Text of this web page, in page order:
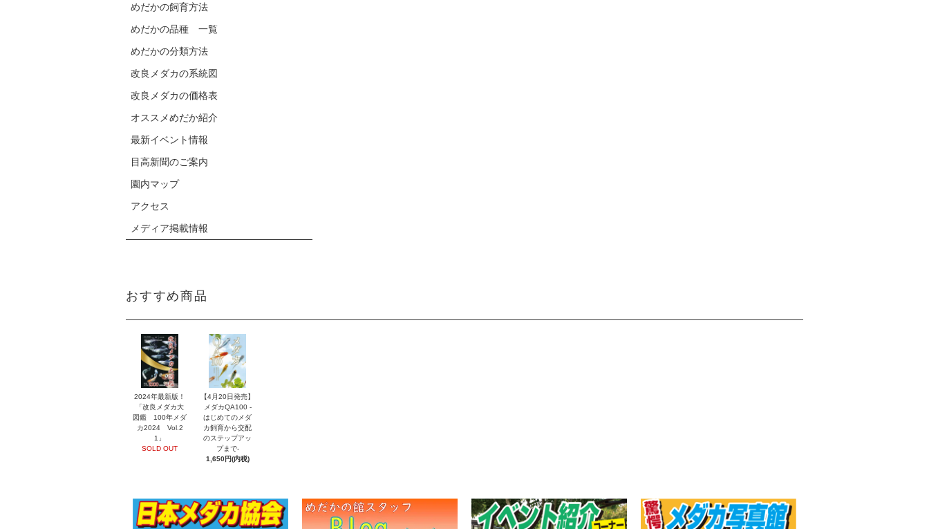
めだかの飼育方法
めだかの品種 一覧
めだかの分類方法
改良メダカの系統図
改良メダカの価格表
オススメめだか紹介
最新イベント情報
目高新聞のご案内
園内マップ
アクセス
メディア掲載情報
おすすめ商品
2024年最新版！
「改良メダカ大
図鑑 100年メダ
カ2024 Vol.2
1」
SOLD OUT
【4月20日発売】
メダカQA100 -
はじめてのメダ
カ飼育から交配
のステップアッ
プまで-
1,650円(内税)